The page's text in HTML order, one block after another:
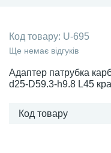
Код товару: U-695
Ще немає відгуків
Адаптер патрубка
d25-D59.3-h9.8 L45
Код товару